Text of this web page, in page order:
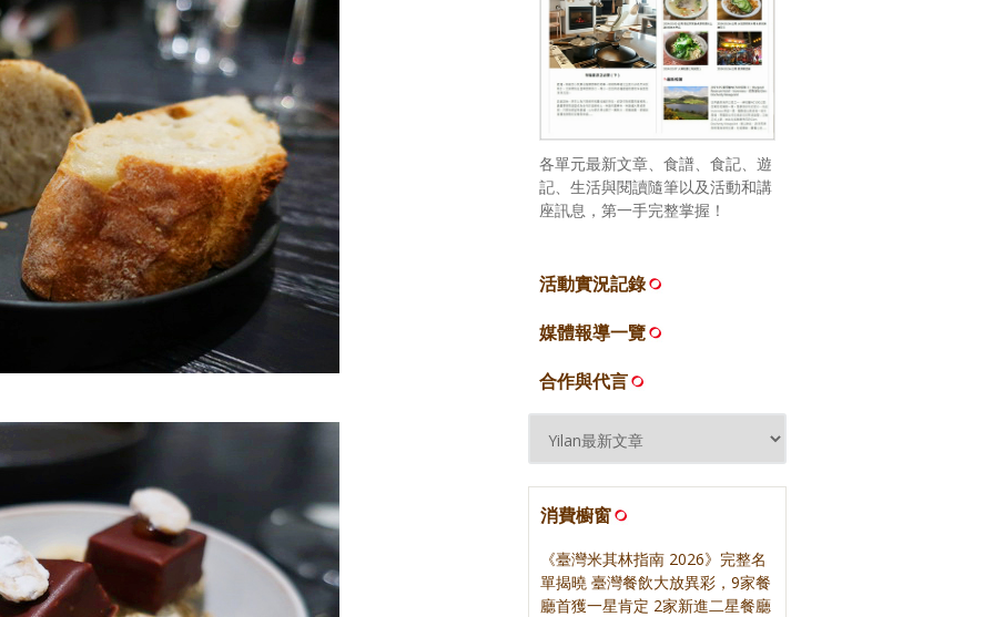
各單元最新文章、食譜、食記、遊
記、生活與閱讀隨筆以及活動和講
座訊息，第一手完整掌握！
活動實況記錄
媒體報導一覽
合作與代言
消費櫥窗
《臺灣米其林指南 2026》完整名
單揭曉 臺灣餐飲大放異彩，9家餐
廳首獲一星肯定 2家新進二星餐廳